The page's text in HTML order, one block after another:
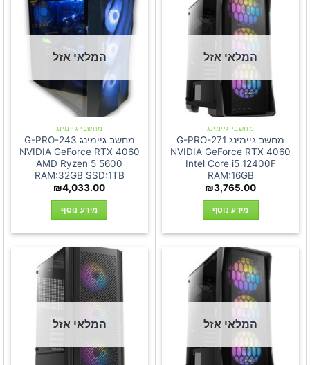
המלאי אזל
מחשבי גיימינג
מחשב גיימינג G-PRO-271
NVIDIA GeForce RTX 4060
Intel Core i5 12400F
RAM:16GB
₪3,765.00
מידע נוסף
המלאי אזל
מחשבי גיימינג
מחשב גיימינג G-PRO-243
NVIDIA GeForce RTX 4060
AMD Ryzen 5 5600
RAM:32GB SSD:1TB
₪4,033.00
מידע נוסף
המלאי אזל המלאי אזל